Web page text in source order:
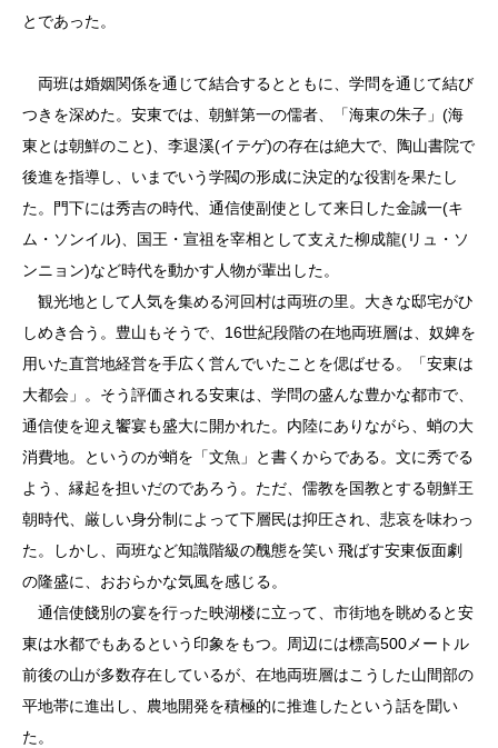
とであった。
両班は婚姻関係を通じて結合するとともに、学問を通じて結び
つきを深めた。安東では、朝鮮第一の儒者、「海東の朱子」(海
東とは朝鮮のこと)、李退溪(イテゲ)の存在は絶大で、陶山書院で
後進を指導し、いまでいう学閥の形成に決定的な役割を果たし
た。門下には秀吉の時代、通信使副使として来日した金誠一(キ
ム・ソンイル)、国王・宣祖を宰相として支えた柳成龍(リュ・ソ
ンニョン)など時代を動かす人物が輩出した。
観光地として人気を集める河回村は両班の里。大きな邸宅がひ
しめき合う。豊山もそうで、16世紀段階の在地両班層は、奴婢を
用いた直営地経営を手広く営んでいたことを偲ばせる。「安東は
大都会」。そう評価される安東は、学問の盛んな豊かな都市で、
通信使を迎え饗宴も盛大に開かれた。内陸にありながら、蛸の大
消費地。というのが蛸を「文魚」と書くからである。文に秀でる
よう、縁起を担いだのであろう。ただ、儒教を国教とする朝鮮王
朝時代、厳しい身分制によって下層民は抑圧され、悲哀を味わっ
た。しかし、両班など知識階級の醜態を笑い 飛ばす安東仮面劇
の隆盛に、おおらかな気風を感じる。
通信使餞別の宴を行った映湖楼に立って、市街地を眺めると安
東は水都でもあるという印象をもつ。周辺には標高500メートル
前後の山が多数存在しているが、在地両班層はこうした山間部の
平地帯に進出し、農地開発を積極的に推進したという話を聞い
た。